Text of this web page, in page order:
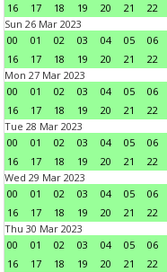
16
17 18 19 20 21 22
Sun 26 Mar 2023
00
01 02 03 04 05 06
16
17 18 19 20 21 22
Mon 27 Mar 2023
00
01 02 03 04 05 06
16
17 18 19 20 21 22
Tue 28 Mar 2023
00
01 02 03 04 05 06
16
17 18 19 20 21 22
Wed 29 Mar 2023
00
01 02 03 04 05 06
16
17 18 19 20 21 22
Thu 30 Mar 2023
00
01 02 03 04 05 06
16
17 18 19 20 21 22